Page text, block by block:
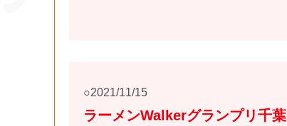
2021/11/15
ラーメンWalkerグランプリ千葉